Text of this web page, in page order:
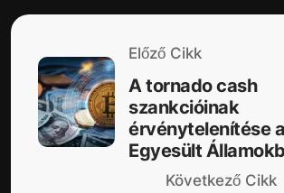
Előző Cikk
A tornado cash
szankcióinak
érvénytelenítése
Egyesült
Következő Cikk